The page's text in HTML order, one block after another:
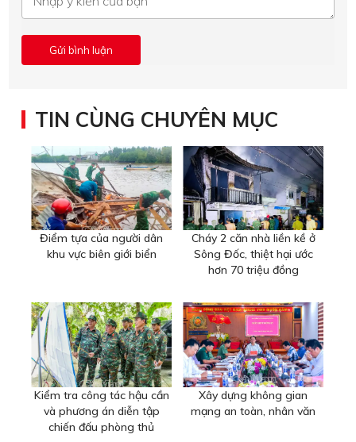
TIN CÙNG CHUYÊN MỤC
Điểm tựa của người dân
khu vực biên giới biển
Cháy 2 căn nhà liền kề ở
Sông Đốc, thiệt hại ước
hơn 70 triệu đồng
Kiểm tra công tác hậu cần
và phương án diễn tập
chiến đấu phòng thủ
Xây dựng không gian
mạng an toàn, nhân văn